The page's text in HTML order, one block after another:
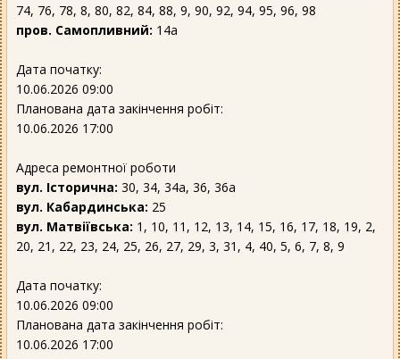
74, 76, 78, 8, 80, 82, 84, 88, 9, 90, 92, 94, 95, 96, 98
пров. Самопливний: 14а
Дата початку:
10.06.2026 09:00
Планована дата закінчення робіт:
10.06.2026 17:00
Адреса ремонтної роботи
вул. Історична: 30, 34, 34а, 36, 36а
вул. Кабардинська: 25
вул. Матвіївська: 1, 10, 11, 12, 13, 14, 15, 16, 17, 18, 19, 2,
20, 21, 22, 23, 24, 25, 26, 27, 29, 3, 31, 4, 40, 5, 6, 7, 8, 9
Дата початку:
10.06.2026 09:00
Планована дата закінчення робіт:
10.06.2026 17:00